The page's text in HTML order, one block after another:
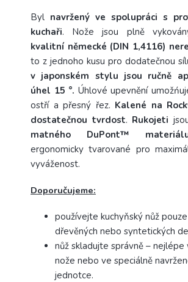
Byl navržený ve spolupráci s
kuchaři. Nože jsou plně
kvalitní německé (DIN 1,4116)
to z jednoho kusu pro dodatečnou
v japonském stylu jsou ručně
úhel 15 °. Úhlové upevnění
ostří a přesný řez. Kalené na
dostatečnou tvrdost. Rukojeti
matného DuPont™
ergonomicky tvarované pro
vyváženost.
Doporučujeme:
používejte kuchyňský nůž
dřevěných nebo syntetických
nůž skladujte správně – nejlépe
nože nebo ve speciálně
jednotce.